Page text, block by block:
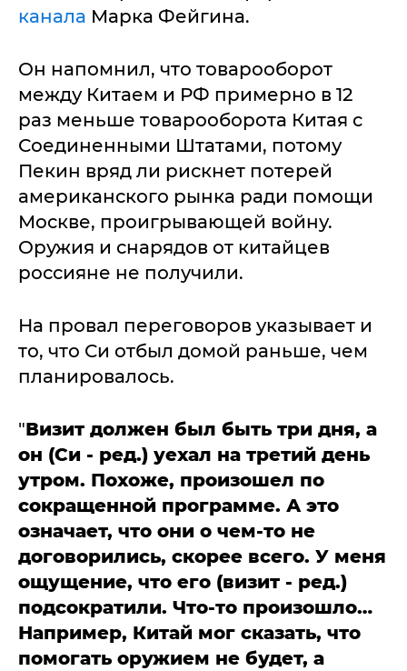
канала Марка Фейгина.
Он напомнил, что товарооборот
между Китаем и РФ примерно в 12
раз меньше товарооборота Китая с
Соединенными Штатами, потому
Пекин вряд ли рискнет потерей
американского рынка ради помощи
Москве, проигрывающей войну.
Оружия и снарядов от китайцев
россияне не получили.
На провал переговоров указывает и
то, что Си отбыл домой раньше, чем
планировалось.
"Визит должен был быть три дня, а
он (Си - ред.) уехал на третий день
утром. Похоже, произошел по
сокращенной программе. А это
означает, что они о чем-то не
договорились, скорее всего. У меня
ощущение, что его (визит - ред.)
подсократили. Что-то произошло…
Например, Китай мог сказать, что
помогать оружием не будет, а